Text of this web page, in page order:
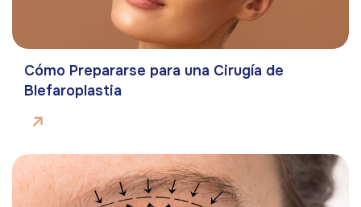
Cómo Prepararse para una Cirugía de
Blefaroplastia